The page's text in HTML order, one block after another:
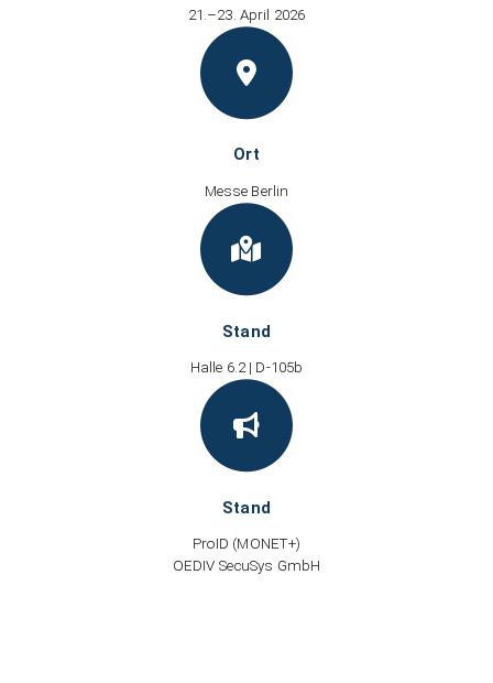
21.–23. April 2026
Ort
Messe Berlin
Stand
Halle 6.2 | D-105b
Stand
ProID (MONET+)
OEDIV SecuSys GmbH